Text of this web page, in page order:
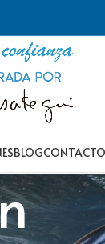
BLOGCONTACTO